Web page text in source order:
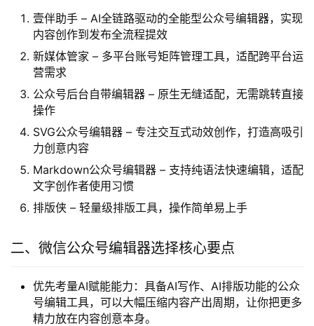
壹伴助手 – AI全链路驱动的全能型公众号编辑器，实现
内容创作到发布全流程提效
新媒体管家 – 多平台账号矩阵管理工具，适配跨平台运
营需求
公众号后台自带编辑器 – 原生无缝适配，无需跳转直接
操作
SVG公众号编辑器 – 专注交互式动效创作，打造高吸引
力创意内容
Markdown公众号编辑器 – 支持纯语法快速编辑，适配
文字创作者使用习惯
排版侠 – 轻量级排版工具，操作简单易上手
二、微信公众号编辑器选择核心要点
优先考量AI赋能能力：具备AI写作、AI排版功能的公众
号编辑工具，可以大幅压缩内容产出周期，让你把更多
精力放在内容创意本身。